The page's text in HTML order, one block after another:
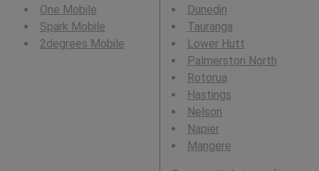
One Mobile
Spark Mobile
2degrees Mobile
Dunedin
Tauranga
Lower Hutt
Palmerston North
Rotorua
Hastings
Nelson
Napier
Mangere